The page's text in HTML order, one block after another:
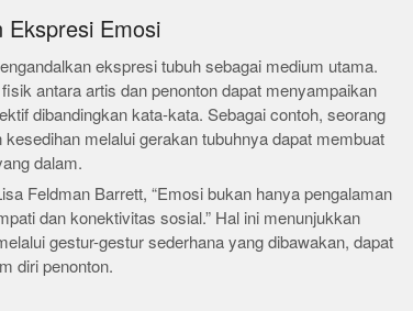
Ekspresi Emosi
ekspresi tubuh sebagai medium utama.
antara artis dan penonton dapat menyampaikan
dibandingkan kata-kata. Sebagai contoh, seorang
melalui gerakan tubuhnya dapat membuat
dalam.
Feldman Barrett, “Emosi bukan hanya pengalaman
dan konektivitas sosial.” Hal ini menunjukkan
gestur-gestur sederhana yang dibawakan, dapat
diri penonton.